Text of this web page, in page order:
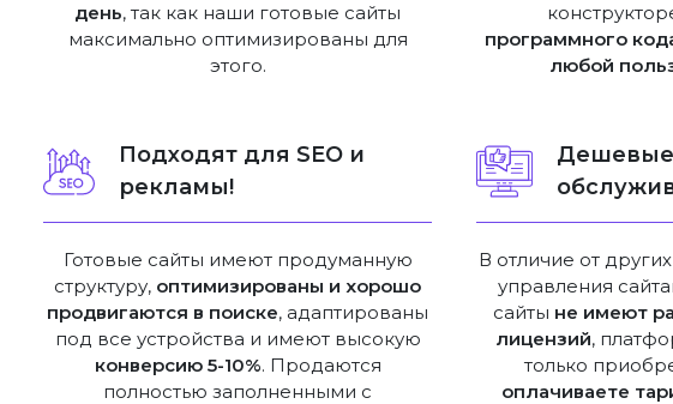
день, так как наши готовые сайты
максимально оптимизированы для
этого.
программного
любой
Подходят для SEO и
рекламы!
Готовые сайты имеют продуманную
структуру, оптимизированы и хорошо
продвигаются в поиске, адаптированы
под все устройства и имеют высокую
конверсию 5-10%. Продаются
полностью заполненными с
В отличие от
управления
сайты не имеют
лицензий,
только
оплачиваете